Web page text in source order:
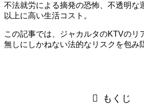
不法就労による摘発の恐怖、不透明な
以上に高い生活コスト。
この記事では、ジャカルタのKTVのリ
無しにしかねない法的なリスクを包み
もくじ